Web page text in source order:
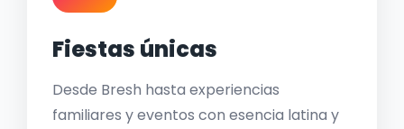
Fiestas únicas
Desde Bresh hasta experiencias
familiares y eventos con esencia latina y